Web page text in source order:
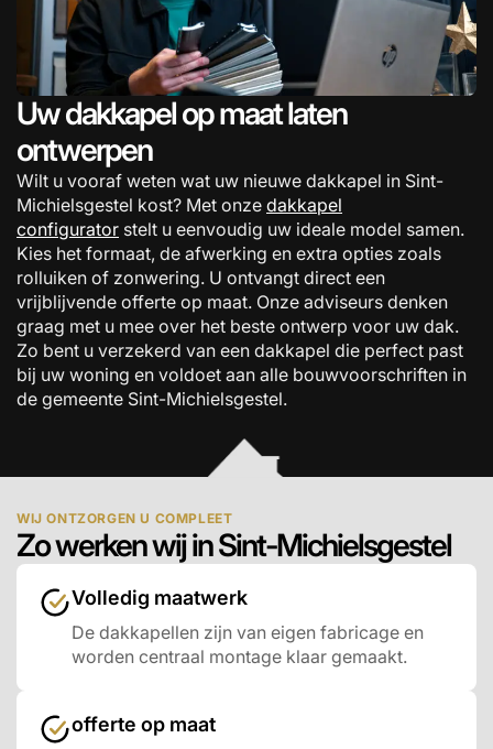
Uw dakkapel op maat laten
ontwerpen
Wilt u vooraf weten wat uw nieuwe dakkapel in Sint-
Michielsgestel kost? Met onze dakkapel
configurator stelt u eenvoudig uw ideale model samen.
Kies het formaat, de afwerking en extra opties zoals
rolluiken of zonwering. U ontvangt direct een
vrijblijvende offerte op maat. Onze adviseurs denken
graag met u mee over het beste ontwerp voor uw dak.
Zo bent u verzekerd van een dakkapel die perfect past
bij uw woning en voldoet aan alle bouwvoorschriften in
de gemeente Sint-Michielsgestel.
WIJ ONTZORGEN U COMPLEET
Zo werken wij in Sint-Michielsgestel
Volledig maatwerk
De dakkapellen zijn van eigen fabricage en
worden centraal montage klaar gemaakt.
offerte op maat